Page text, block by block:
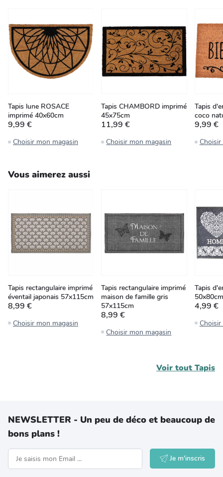
Tapis lune ROSACE
imprimé 40x60cm
9,99 €
Choisir mon magasin
Tapis CHAMBORD imprimé
45x75cm
11,99 €
Choisir mon magasin
Tapis
coco
9,99 €
Vous aimerez aussi
Tapis rectangulaire imprimé
éventail japonais 57x115cm
8,99 €
Choisir mon magasin
Tapis rectangulaire imprimé
maison de famille gris
57x115cm
8,99 €
Choisir mon magasin
Tapis
50x80cm
4,99 €
Voir tout Tapis
NEWSLETTER - Un peu de déco et beaucoup de
bons plans !
Je m'inscris